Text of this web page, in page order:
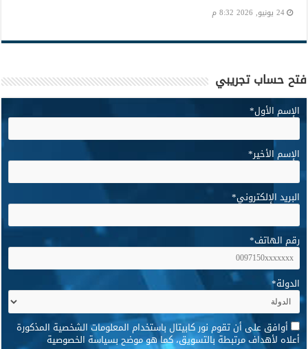
24 يونيو, 2026 8:32 م
فتح حساب تجريبي
الإسم الأول*
الإسم الأخير*
البريد الإلكتروني*
رقم الهاتف*
الدولة*
* أوافق على أن تقوم نور كابيتال باستخدام المعلومات الشخصية المذكورة
أعلاه لأهداف مرتبطة بالتسويق، كما هو موضح بسياسة الخصوصية